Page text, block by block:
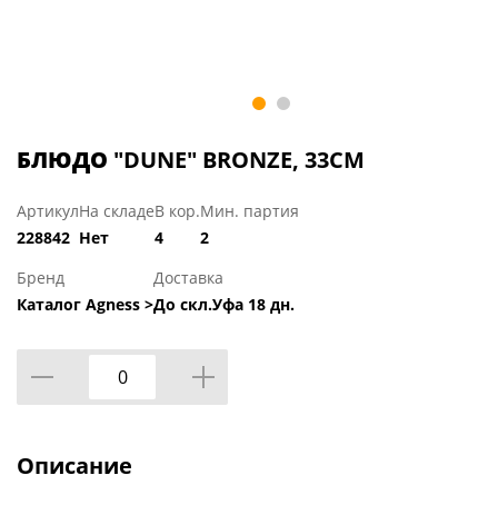
БЛЮДО "DUNE" BRONZE, 33СМ
Артикул
228842
На складе
Нет
В кор.
4
Мин. партия
2
Бренд
Каталог Agness >
Доставка
До скл.Уфа 18 дн.
Описание